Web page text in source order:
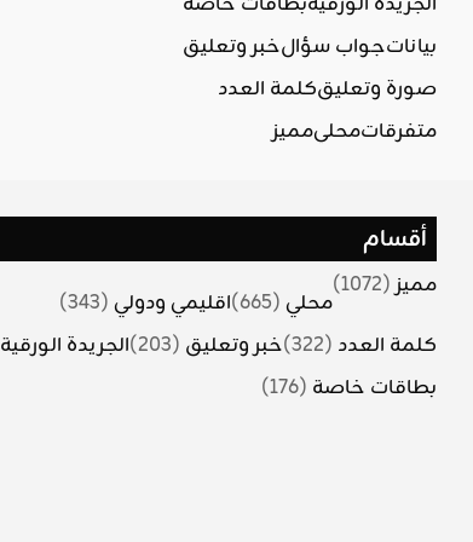
بياناتجواب سؤالخبر وتعليق
صورة وتعليقكلمة العدد
متفرقاتمحليمميز
أقسام
مميز(1072)
محلي (665) اقليمي ودولي (343)
كلمة العدد (322) خبر وتعليق (203) الجريدة الورقية
بطاقات خاصة (176)